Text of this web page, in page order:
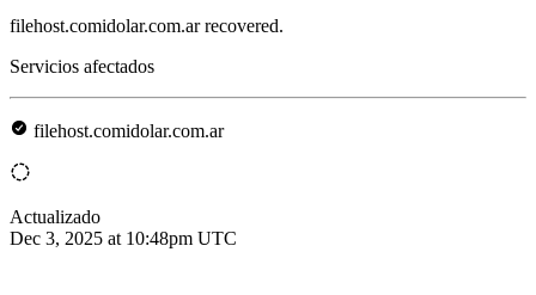
filehost.comidolar.com.ar recovered.
Servicios afectados
filehost.comidolar.com.ar
Actualizado
Dec 3, 2025 at 10:48pm UTC